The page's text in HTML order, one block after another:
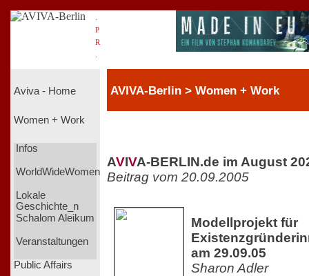
P
R
Aviva - Home
Women + Work
Infos
WorldWideWomen
Lokale
Geschichte_n
Schalom Aleikum
Veranstaltungen
Public Affairs
AVIVA-Berlin > Women + Work
AVIVA-BERLIN.de im August
Beitrag vom 20.09.2005
Modellprojekt für
am 29.09.05
Sharon Adler